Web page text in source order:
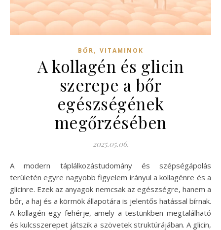
BŐR, VITAMINOK
A kollagén és glicin
szerepe a bőr
egészségének
megőrzésében
2025.05.06.
A modern táplálkozástudomány és szépségápolás
területén egyre nagyobb figyelem irányul a kollagénre és a
glicinre. Ezek az anyagok nemcsak az egészségre, hanem a
bőr, a haj és a körmök állapotára is jelentős hatással bírnak.
A kollagén egy fehérje, amely a testünkben megtalálható
és kulcsszerepet játszik a szövetek struktúrájában. A glicin,